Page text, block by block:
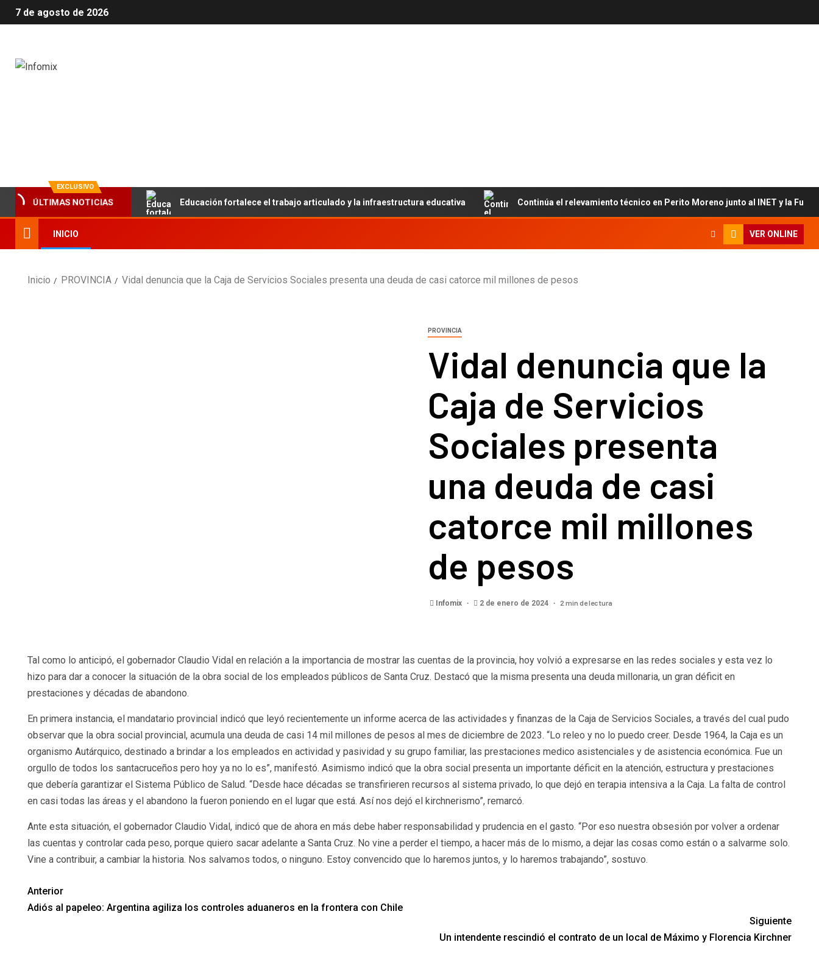
7 de agosto de 2026
EXCLUSIVO
ÚLTIMAS NOTICIAS Educación fortalece el trabajo articulado y la infraestructura educativa Continúa el relevamiento técnico en Perito Moreno junto al INET y la
INICIO VER ONLINE
Inicio PROVINCIA Vidal denuncia que la Caja de Servicios Sociales presenta una deuda de casi catorce mil millones de pesos
PROVINCIA
Vidal denuncia que la
Caja de Servicios
Sociales presenta
una deuda de casi
catorce mil millones
de pesos
Infomix 2 de enero de 2024 2 min de lectura
Tal como lo anticipó, el gobernador Claudio Vidal en relación a la importancia de mostrar las cuentas de la provincia, hoy volvió a expresarse en las redes sociales y esta vez lo
hizo para dar a conocer la situación de la obra social de los empleados públicos de Santa Cruz. Destacó que la misma presenta una deuda millonaria, un gran déficit en
prestaciones y décadas de abandono.
En primera instancia, el mandatario provincial indicó que leyó recientemente un informe acerca de las actividades y finanzas de la Caja de Servicios Sociales, a través del cual pudo
observar que la obra social provincial, acumula una deuda de casi 14 mil millones de pesos al mes de diciembre de 2023. “Lo releo y no lo puedo creer. Desde 1964, la Caja es un
organismo Autárquico, destinado a brindar a los empleados en actividad y pasividad y su grupo familiar, las prestaciones medico asistenciales y de asistencia económica. Fue un
orgullo de todos los santacruceños pero hoy ya no lo es”, manifestó. Asimismo indicó que la obra social presenta un importante déficit en la atención, estructura y prestaciones
que debería garantizar el Sistema Público de Salud. “Desde hace décadas se transfirieren recursos al sistema privado, lo que dejó en terapia intensiva a la Caja. La falta de control
en casi todas las áreas y el abandono la fueron poniendo en el lugar que está. Así nos dejó el kirchnerismo”, remarcó.
Ante esta situación, el gobernador Claudio Vidal, indicó que de ahora en más debe haber responsabilidad y prudencia en el gasto. “Por eso nuestra obsesión por volver a ordenar
las cuentas y controlar cada peso, porque quiero sacar adelante a Santa Cruz. No vine a perder el tiempo, a hacer más de lo mismo, a dejar las cosas como están o a salvarme solo.
Vine a contribuir, a cambiar la historia. Nos salvamos todos, o ninguno. Estoy convencido que lo haremos juntos, y lo haremos trabajando”, sostuvo.
Anterior
Adiós al papeleo: Argentina agiliza los controles aduaneros en la frontera con Chile
Siguiente
Un intendente rescindió el contrato de un local de Máximo y Florencia Kirchner